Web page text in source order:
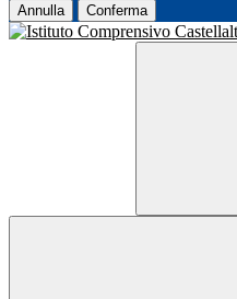
Annulla Conferma